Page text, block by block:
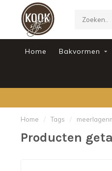
Home Bakvormen
Home / Tags /
Producten